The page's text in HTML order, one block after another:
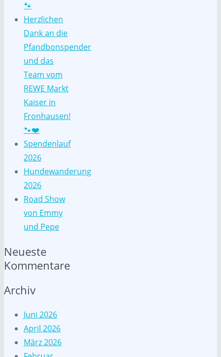
🐾
Herzlichen
Dank an die
Pfandbonspender
und das
Team vom
REWE Markt
Kaiser in
Fronhausen!
🐾❤️
Spendenlauf
2026
Hundewanderung
2026
Road Show
von Emmy
und Pepe
Neueste
Kommentare
Archiv
Juni 2026
April 2026
März 2026